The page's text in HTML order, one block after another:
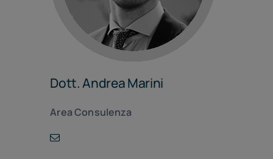
Dott. Andrea Marini
Area Consulenza